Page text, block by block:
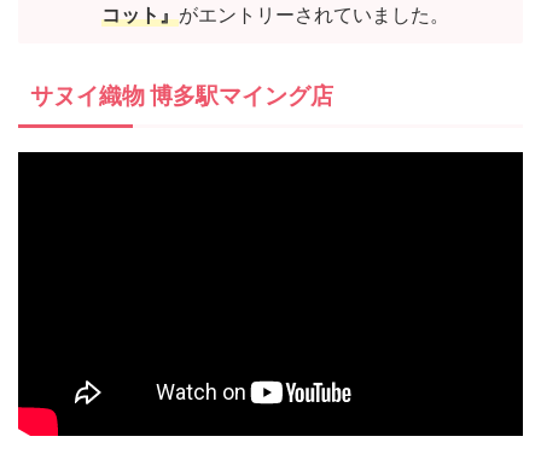
コット』がエントリーされていました。
サヌイ織物 博多駅マイング店